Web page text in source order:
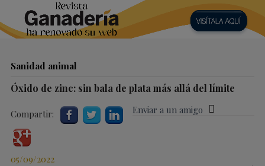
Sanidad animal
Óxido de zinc: sin bala de plata más allá del límite
Compartir: Enviar a un amigo
05/09/2022